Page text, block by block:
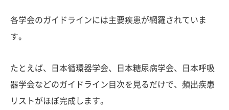
各学会のガイドラインには主要疾患が網羅されていま
す。
たとえば、日本循環器学会、日本糖尿病学会、日本呼吸
器学会などのガイドライン目次を見るだけで、頻出疾患
リストがほぼ完成します。